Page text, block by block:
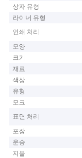
상자 유형
라이너 유형
인쇄 처리
모양
크기
재료
색상
유형
모크
표면 처리
포장
운송
지불